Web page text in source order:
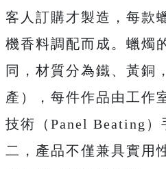
客人訂購才製造，每款
機香料調配而成。蠟燭
同，材質分為鐵、黃銅
產），每件作品由工作
技術（Panel Beating）
二，產品不僅兼具實用